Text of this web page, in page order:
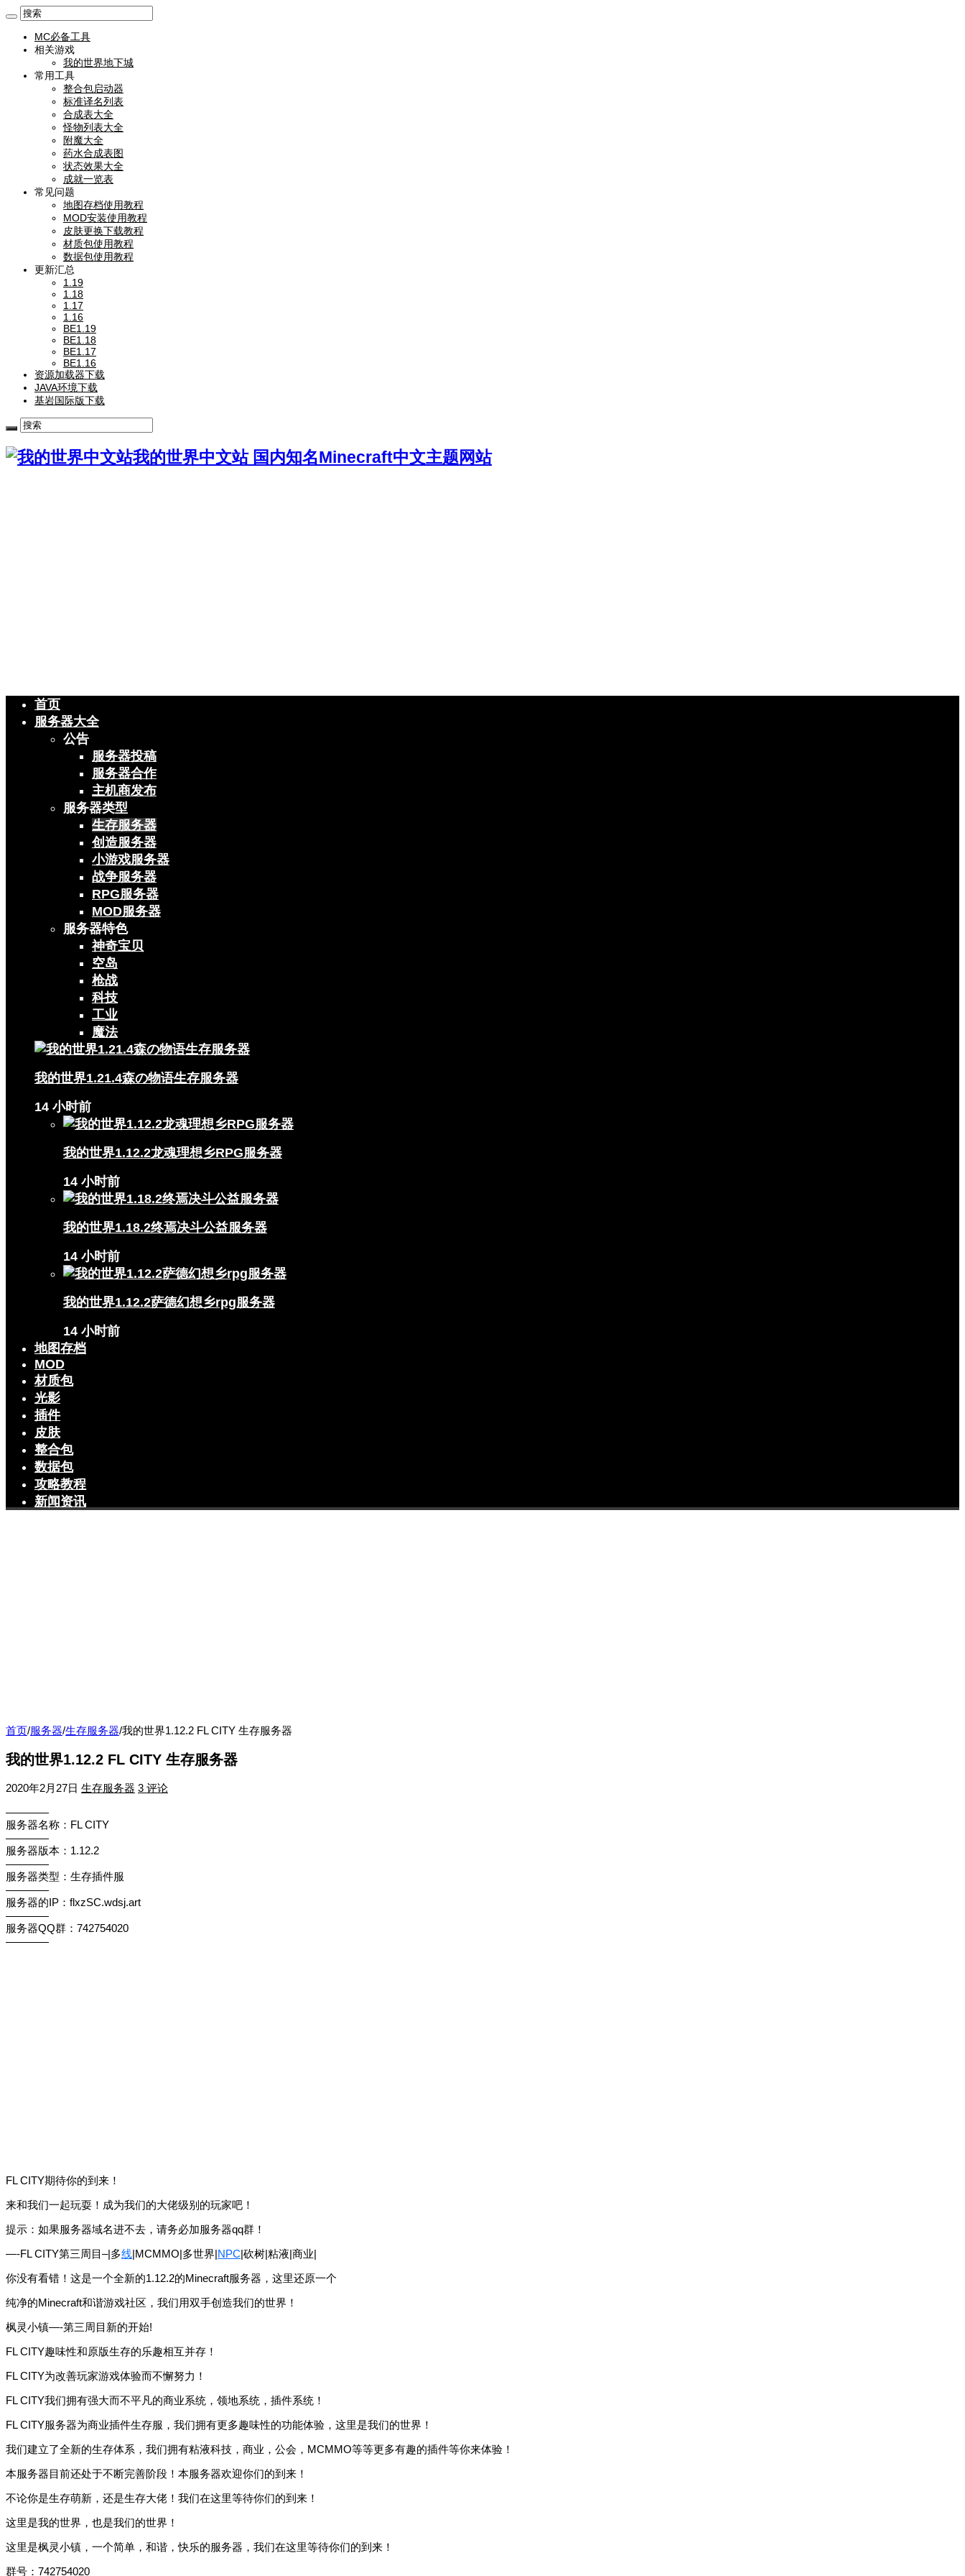
MC必备工具
相关游戏
我的世界地下城
常用工具
整合包启动器
标准译名列表
合成表大全
怪物列表大全
附魔大全
药水合成表图
状态效果大全
成就一览表
常见问题
地图存档使用教程
MOD安装使用教程
皮肤更换下载教程
材质包使用教程
数据包使用教程
更新汇总
1.19
1.18
1.17
1.16
BE1.19
BE1.18
BE1.17
BE1.16
资源加载器下载
JAVA环境下载
基岩国际版下载
我的世界中文站 国内知名Minecraft中文主题网站
首页
服务器大全
公告
服务器投稿
服务器合作
主机商发布
服务器类型
生存服务器
创造服务器
小游戏服务器
战争服务器
RPG服务器
MOD服务器
服务器特色
神奇宝贝
空岛
枪战
科技
工业
魔法
我的世界1.21.4森の物语生存服务器
14 小时前
我的世界1.12.2龙魂理想乡RPG服务器
14 小时前
我的世界1.18.2终焉决斗公益服务器
14 小时前
我的世界1.12.2萨德幻想乡rpg服务器
14 小时前
地图存档
MOD
材质包
光影
插件
皮肤
整合包
数据包
攻略教程
新闻资讯
首页/服务器/生存服务器/我的世界1.12.2 FL CITY 生存服务器
我的世界1.12.2 FL CITY 生存服务器
2020年2月27日 生存服务器 3 评论
————
服务器名称：FL CITY
————
服务器版本：1.12.2
————
服务器类型：生存插件服
————
服务器的IP：flxzSC.wdsj.art
————
服务器QQ群：742754020
————
FL CITY期待你的到来！
来和我们一起玩耍！成为我们的大佬级别的玩家吧！
提示：如果服务器域名进不去，请务必加服务器qq群！
—-FL CITY第三周目–|多线|MCMMO|多世界|NPC|砍树|粘液|商业|
你没有看错！这是一个全新的1.12.2的Minecraft服务器，这里还原一个
纯净的Minecraft和谐游戏社区，我们用双手创造我们的世界！
枫灵小镇—-第三周目新的开始!
FL CITY趣味性和原版生存的乐趣相互并存！
FL CITY为改善玩家游戏体验而不懈努力！
FL CITY我们拥有强大而不平凡的商业系统，领地系统，插件系统！
FL CITY服务器为商业插件生存服，我们拥有更多趣味性的功能体验，这里是我们的世界！
我们建立了全新的生存体系，我们拥有粘液科技，商业，公会，MCMMO等等更多有趣的插件等你来体验！
本服务器目前还处于不断完善阶段！本服务器欢迎你们的到来！
不论你是生存萌新，还是生存大佬！我们在这里等待你们的到来！
这里是我的世界，也是我们的世界！
这里是枫灵小镇，一个简单，和谐，快乐的服务器，我们在这里等待你们的到来！
群号：742754020